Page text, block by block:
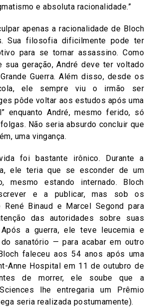
e absoluta racionalidade.”
apenas a racionalidade de Bloch
Sua filosofia dificilmente pode ter
para se tornar assassino. Como
sua geração, André deve ter voltado
Guerra. Além disso, desde os
ele sempre viu o irmão ser
pôde voltar aos estudos após uma
enquanto André, mesmo ferido, só
Não seria absurdo concluir que
uma vingança.
foi bastante irônico. Durante a
ele teria que se esconder de um
mesmo estando internado. Bloch
e a publicar, mas sob os
René Binaud e Marcel Segond para
das autoridades sobre suas
a guerra, ele teve leucemia e
sanatório — para acabar em outro
faleceu aos 54 anos após uma
Anne Hospital em 11 de outubro de
de morrer, ele soube que a
lhe entregaria um Prêmio
seria realizada postumamente).